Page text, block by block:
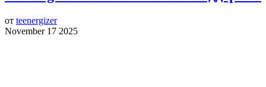
от teenergizer
November 17 2025